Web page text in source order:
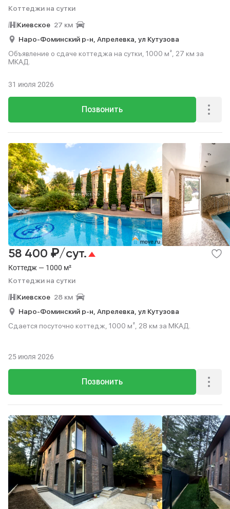
Коттеджи на сутки
Киевское 27 км
Наро-Фоминский р-н, Апрелевка, ул Кутузова
Объявление о сдаче коттеджа на сутки, 1000 м², 27 км за
МКАД.
Позвонить
31 июля 2026
Коттедж — 1000 м²
Коттеджи на сутки
58 400 ₽/сут.
Киевское 28 км
Наро-Фоминский р-н, Апрелевка, ул Кутузова
Сдается посуточно коттедж, 1000 м², 28 км за МКАД.
Позвонить
25 июля 2026